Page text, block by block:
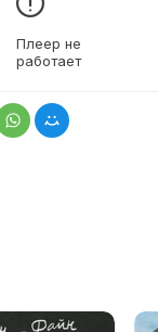
Плеер не
работает